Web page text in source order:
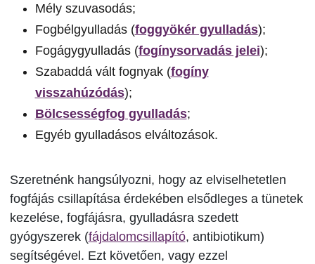
Mély szuvasodás;
Fogbélgyulladás (foggyökér gyulladás);
Fogágygyulladás (fogínysorvadás jelei);
Szabaddá vált fognyak (fogíny
visszahúzódás);
Bölcsességfog gyulladás;
Egyéb gyulladásos elváltozások.
Szeretnénk hangsúlyozni, hogy az elviselhetetlen
fogfájás csillapítása érdekében elsődleges a tünetek
kezelése, fogfájásra, gyulladásra szedett
gyógyszerek (fájdalomcsillapító, antibiotikum)
segítségével. Ezt követően, vagy ezzel